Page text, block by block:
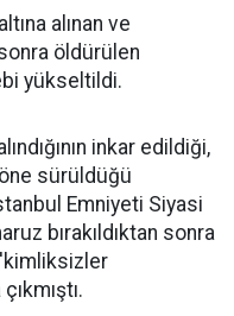
alınan ve
öldürülen
yükseltildi.
inkar edildiği,
sürüldüğü
Emniyeti Siyasi
bırakıldıktan sonra